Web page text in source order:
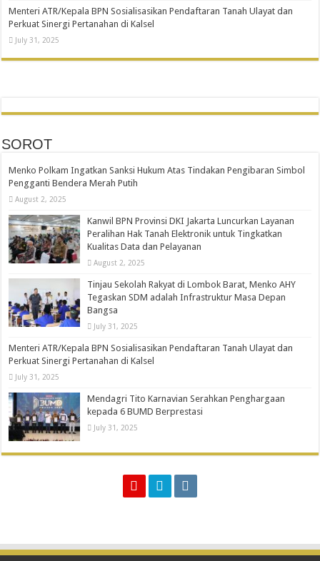
Menteri ATR/Kepala BPN Sosialisasikan Pendaftaran Tanah Ulayat dan
Perkuat Sinergi Pertanahan di Kalsel
July 31, 2025
SOROT
Menko Polkam Ingatkan Sanksi Hukum Atas Tindakan Pengibaran Simbol
Pengganti Bendera Merah Putih
August 2, 2025
Kanwil BPN Provinsi DKI Jakarta Luncurkan Layanan
Peralihan Hak Tanah Elektronik untuk Tingkatkan
Kualitas Data dan Pelayanan
August 2, 2025
Tinjau Sekolah Rakyat di Lombok Barat, Menko AHY
Tegaskan SDM adalah Infrastruktur Masa Depan
Bangsa
July 31, 2025
Menteri ATR/Kepala BPN Sosialisasikan Pendaftaran Tanah Ulayat dan
Perkuat Sinergi Pertanahan di Kalsel
July 31, 2025
Mendagri Tito Karnavian Serahkan Penghargaan
kepada 6 BUMD Berprestasi
July 31, 2025